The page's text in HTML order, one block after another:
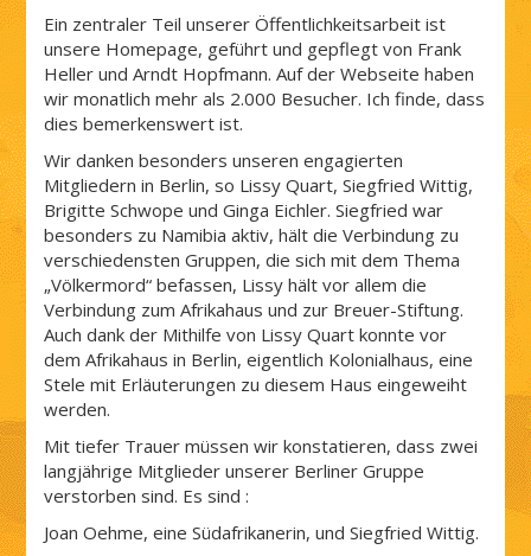
Ein zentraler Teil unserer Öffentlichkeitsarbeit ist
unsere Homepage, geführt und gepflegt von Frank
Heller und Arndt Hopfmann. Auf der Webseite haben
wir monatlich mehr als 2.000 Besucher. Ich finde, dass
dies bemerkenswert ist.
Wir danken besonders unseren engagierten
Mitgliedern in Berlin, so Lissy Quart, Siegfried Wittig,
Brigitte Schwope und Ginga Eichler. Siegfried war
besonders zu Namibia aktiv, hält die Verbindung zu
verschiedensten Gruppen, die sich mit dem Thema
„Völkermord“ befassen, Lissy hält vor allem die
Verbindung zum Afrikahaus und zur Breuer-Stiftung.
Auch dank der Mithilfe von Lissy Quart konnte vor
dem Afrikahaus in Berlin, eigentlich Kolonialhaus, eine
Stele mit Erläuterungen zu diesem Haus eingeweiht
werden.
Mit tiefer Trauer müssen wir konstatieren, dass zwei
langjährige Mitglieder unserer Berliner Gruppe
verstorben sind. Es sind :
Joan Oehme, eine Südafrikanerin, und Siegfried Wittig.